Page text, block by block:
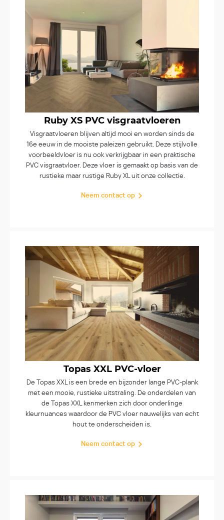
Ruby XS PVC visgraatvloeren
Visgraatvloeren blijven altijd mooi en worden sinds de
16e eeuw in de mooiste paleizen gebruikt. Deze stijlvolle
voorbeeldvloer is nu ook verkrijgbaar in een praktische
PVC visgraatvloer. Deze vloer is gemaakt op basis van de
rustieke maar rustige Ruby XL uit onze collectie.
Neem contact op
Topas XXL PVC-vloer
De Topas XXL is een brede en bijzonder lange PVC-plank
met een mooie, rustieke uitstraling. De onderdelen van
de Topas XXL kenmerken zich door onderlinge
kleurnuances waardoor de PVC vloer nauwelijks van echt
hout te onderscheiden is.
Neem contact op